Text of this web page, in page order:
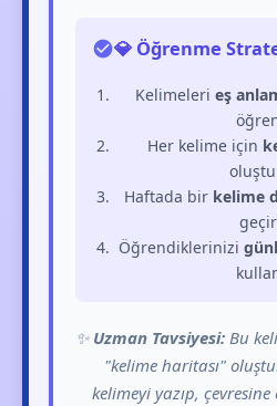
💎 Öğrenme
Kelimelerieş
Her kelime için
Haftada bir kelime
Öğrendiklerinizi
✨ Uzman Tavsiyesi: Bu
"kelime haritası"
kelimeyi yazıp, çevresine